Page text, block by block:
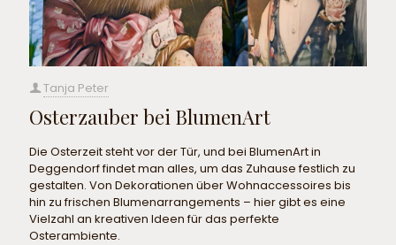
Tanja Peter
Osterzauber bei BlumenArt
Die Osterzeit steht vor der Tür, und bei BlumenArt in
Deggendorf findet man alles, um das Zuhause festlich zu
gestalten. Von Dekorationen über Wohnaccessoires bis
hin zu frischen Blumenarrangements – hier gibt es eine
Vielzahl an kreativen Ideen für das perfekte
Osterambiente.